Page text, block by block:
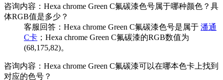
咨询内容：Hexa chrome Green C氟碳漆色号属于哪种颜色？具
体RGB值是多少？
客服回答：Hexa chrome Green C氟碳漆色号是属于 潘通
C卡 ；Hexa chrome Green C氟碳漆的RGB数值为
(68,175,82)。
咨询内容：Hexa chrome Green C氟碳漆可以在哪本色卡上找到
对应的色号？